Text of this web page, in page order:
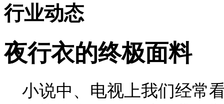
行业动态
夜行衣的终极面料
小说中、电视上我们经常